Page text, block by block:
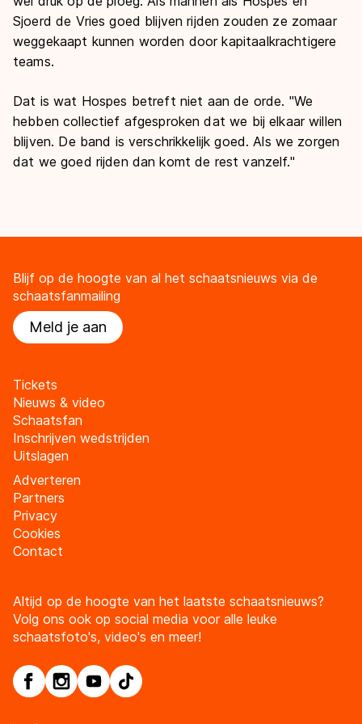
Sjoerd de Vries goed blijven rijden zouden ze zomaar
weggekaapt kunnen worden door kapitaalkrachtigere
teams.
Dat is wat Hospes betreft niet aan de orde. "We
hebben collectief afgesproken dat we bij elkaar willen
blijven. De band is verschrikkelijk goed. Als we zorgen
dat we goed rijden dan komt de rest vanzelf."
Blijf op de hoogte van al het schaatsnieuws via de
schaatsfanmailing
Meld je aan
Tickets
Nieuws & video
Schaatsfan
Inschrijven wedstrijden
Uitslagen
Adverteren
Partners
Privacy
Cookies
Contact
Altijd op de hoogte van het laatste schaatsnieuws?
Volg ons ook op social media voor alle leuke
schaatsfoto's, video's en meer!